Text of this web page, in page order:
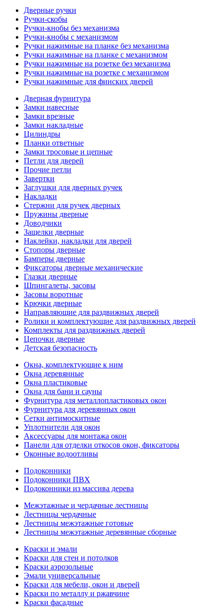
Дверные ручки
Ручки-скобы
Ручки-кнобы без механизма
Ручки-кнобы с механизмом
Ручки нажимные на планке без механизма
Ручки нажимные на планке с механизмом
Ручки нажимные на розетке без механизма
Ручки нажимные на розетке с механизмом
Ручки нажимные для финских дверей
Дверная фурнитура
Замки навесные
Замки врезные
Замки накладные
Цилиндры
Планки ответные
Замки тросовые и цепные
Петли для дверей
Прочие петли
Завертки
Заглушки для дверных ручек
Накладки
Стержни для ручек дверных
Пружины дверные
Доводчики
Защелки дверные
Наклейки, накладки для дверей
Стопоры дверные
Бамперы дверные
Фиксаторы дверные механические
Глазки дверные
Шпингалеты, засовы
Засовы воротные
Крючки дверные
Направляющие для раздвижных дверей
Ролики и комплектующие для раздвижных дверей
Комплекты для раздвижных дверей
Цепочки дверные
Детская безопасность
Окна, комплектующие к ним
Окна деревянные
Окна пластиковые
Окна для бани и сауны
Фурнитура для металлопластиковых окон
Фурнитура для деревянных окон
Сетки антимоскитные
Уплотнители для окон
Аксессуары для монтажа окон
Панели для отделки откосов окон, фиксаторы
Оконные водоотливы
Подоконники
Подоконники ПВХ
Подоконники из массива дерева
Межэтажные и чердачные лестницы
Лестницы чердачные
Лестницы межэтажные готовые
Лестницы межэтажные деревянные сборные
Краски и эмали
Краски для стен и потолков
Краски аэрозольные
Эмали универсальные
Краски для мебели, окон и дверей
Краски по металлу и ржавчине
Краски фасадные